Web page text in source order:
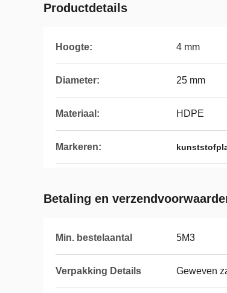
Productdetails
Hoogte: 4 mm
Diameter: 25 mm
Materiaal: HDPE
Markeren:
Betaling en
Min. bestelaantal 5M3
Verpakking Details Geweven